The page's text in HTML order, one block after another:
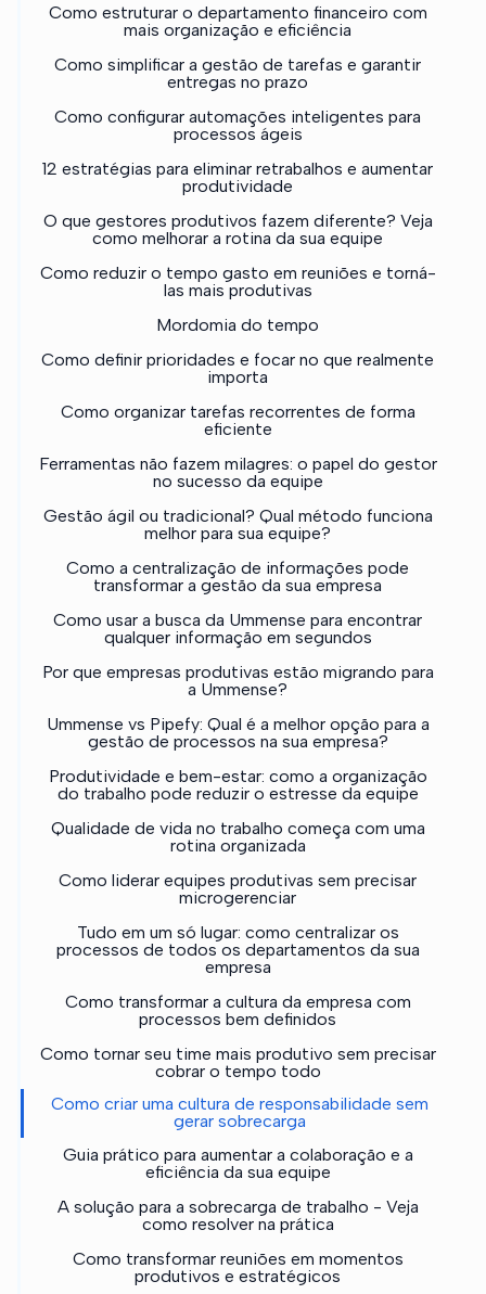
Como estruturar o departamento financeiro com
mais organização e eficiência
Como simplificar a gestão de tarefas e garantir
entregas no prazo
Como configurar automações inteligentes para
processos ágeis
12 estratégias para eliminar retrabalhos e aumentar
produtividade
O que gestores produtivos fazem diferente? Veja
como melhorar a rotina da sua equipe
Como reduzir o tempo gasto em reuniões e torná-
las mais produtivas
Mordomia do tempo
Como definir prioridades e focar no que realmente
importa
Como organizar tarefas recorrentes de forma
eficiente
Ferramentas não fazem milagres: o papel do gestor
no sucesso da equipe
Gestão ágil ou tradicional? Qual método funciona
melhor para sua equipe?
Como a centralização de informações pode
transformar a gestão da sua empresa
Como usar a busca da Ummense para encontrar
qualquer informação em segundos
Por que empresas produtivas estão migrando para
a Ummense?
Ummense vs Pipefy: Qual é a melhor opção para a
gestão de processos na sua empresa?
Produtividade e bem-estar: como a organização
do trabalho pode reduzir o estresse da equipe
Qualidade de vida no trabalho começa com uma
rotina organizada
Como liderar equipes produtivas sem precisar
microgerenciar
Tudo em um só lugar: como centralizar os
processos de todos os departamentos da sua
empresa
Como transformar a cultura da empresa com
processos bem definidos
Como tornar seu time mais produtivo sem precisar
cobrar o tempo todo
Como criar uma cultura de responsabilidade sem
gerar sobrecarga
Guia prático para aumentar a colaboração e a
eficiência da sua equipe
A solução para a sobrecarga de trabalho - Veja
como resolver na prática
Como transformar reuniões em momentos
produtivos e estratégicos